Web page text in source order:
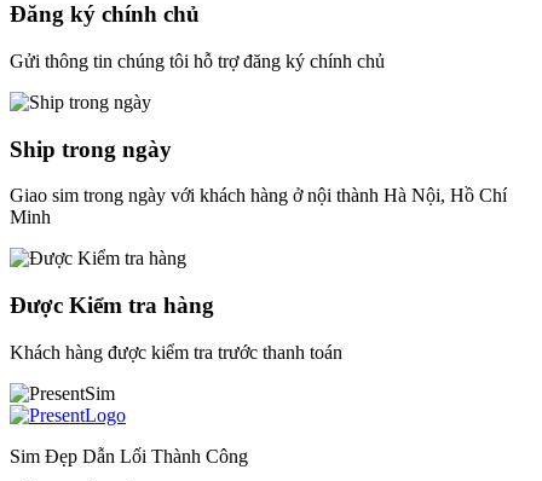
Đăng ký chính chủ
Gửi thông tin chúng tôi hỗ trợ đăng ký chính chủ
Ship trong ngày
Giao sim trong ngày với khách hàng ở nội thành Hà Nội, Hồ Chí
Minh
Được Kiểm tra hàng
Khách hàng được kiểm tra trước thanh toán
Sim Đẹp Dẫn Lối Thành Công